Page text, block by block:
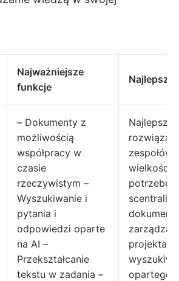
Najważniejsze
funkcje
Najlepsze
– Dokumenty z
możliwością
współpracy w
czasie
rzeczywistym –
Wyszukiwanie i
pytania i
odpowiedzi oparte
na AI –
Przekształcanie
tekstu w zadania –
Najlepsze
zespołów
wielkości,
potrzebują
opartego